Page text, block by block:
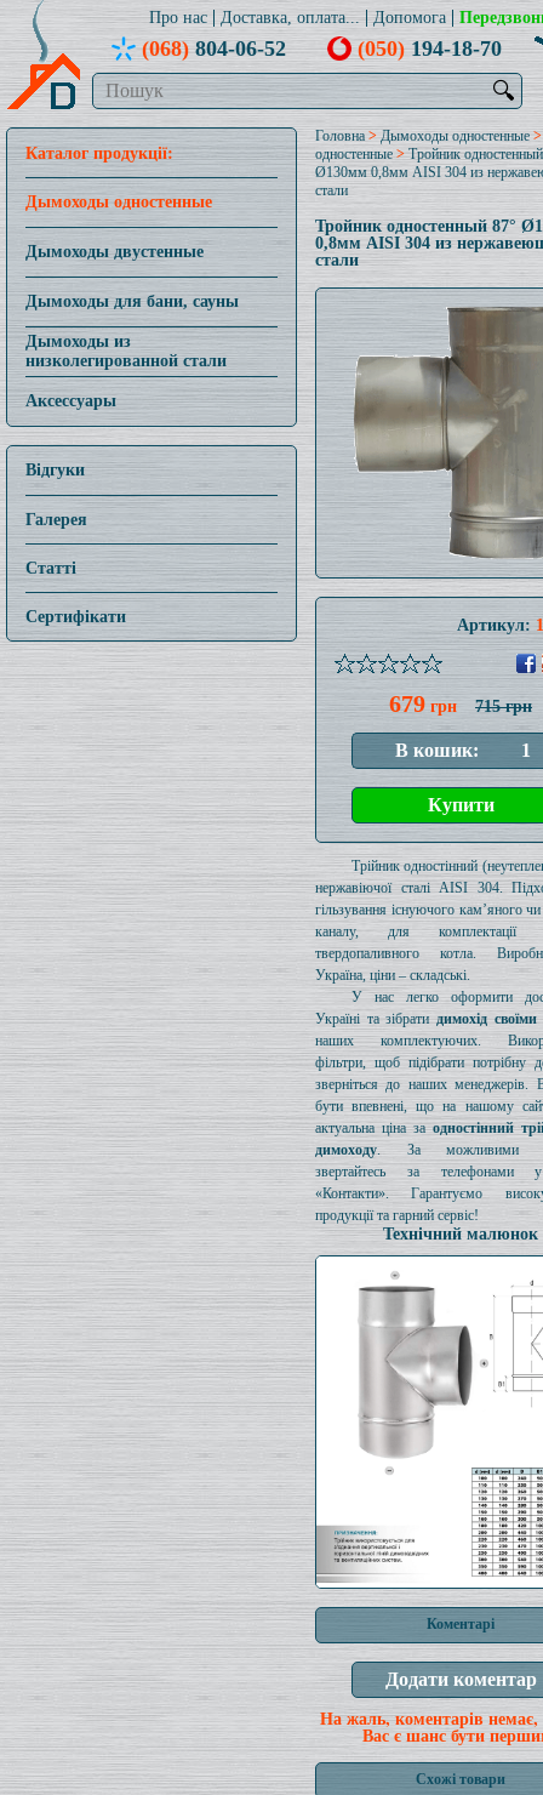
Про нас Доставка, оплата... Допомога
(068)804-06-52 (050)194-18-70
🔍
Каталог продукції:
Дымоходы одностенные
Дымоходы двустенные
Дымоходы для бани, сауны
Дымоходы из
низколегированной стали
Аксессуары
Відгуки
Галерея
Статті
Сертифікати
Головна > Дымоходы одностенные
одностенные >Тройник
Ø130мм 0,8мм AISI 304 из
стали
Тройник одностенный 87°
0,8мм AISI 304 из
стали
Артикул:
679 грн 715 грн
Трійник одностінний
нержавіючої сталі AISI 304.
гільзування існуючого кам’яного
каналу, для комплектації
твердопаливного котла.
Україна, ціни – складські.
У нас легко оформити
Україні та зібратидимохід
наших комплектуючих.
фільтри, щоб підібрати потрібну
зверніться до наших менеджерів.
бути впевнені, що на нашому
актуальна ціна заодностінний
димоходу. За можливими
звертайтесь за телефонами
«Контакти». Гарантуємо
продукції та гарний сервіс!
Технічний малюнок
Коментарі
На жаль, коментарів немає,
Вас є шанс бути
Схожі товари